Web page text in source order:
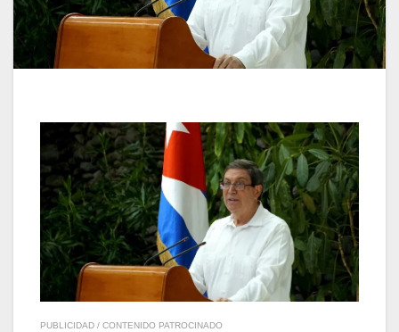
PUBLICIDAD / CONTENIDO PATROCINADO